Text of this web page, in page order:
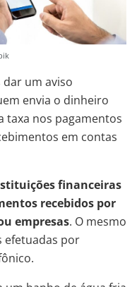
um aviso
envia o dinheiro
taxa nos pagamentos
em contas
financeiras
recebidos por
empresas. O mesmo
efetuadas por